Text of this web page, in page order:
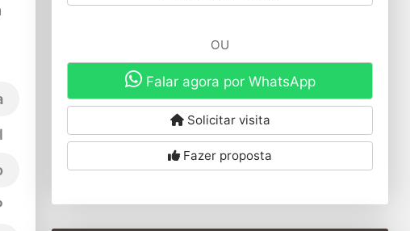
OU
Falar agora por WhatsApp
Solicitar visita
Fazer proposta